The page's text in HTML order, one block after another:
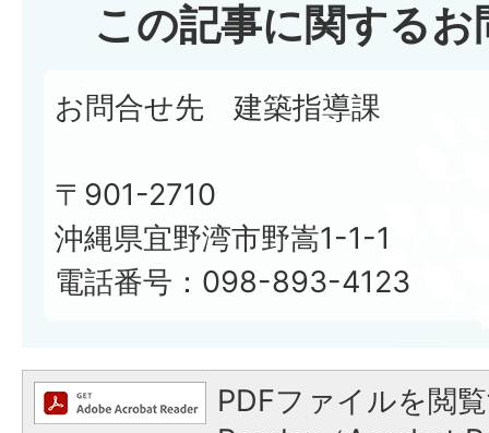
この記事に関する
お問合せ先 建築指導課
〒901-2710
沖縄県宜野湾市野嵩1-1-1
電話番号：098-893-4123
PDFファイルを閲